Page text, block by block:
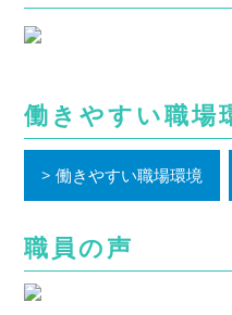
働きやすい職場
働きやすい職場環境
職員の声